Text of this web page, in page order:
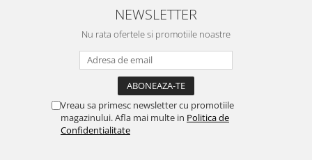
NEWSLETTER
Nu rata ofertele si promotiile noastre
Vreau sa primesc newsletter cu promotiile
magazinului. Afla mai multe in Politica de
Confidentialitate